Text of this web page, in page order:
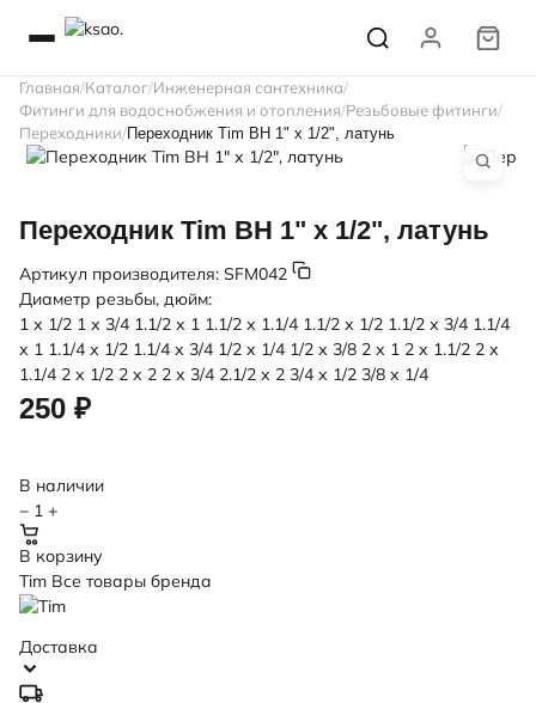
Главная Каталог Инженерная сантехника
Фитинги для водоснобжения и отопления Резьбовые фитинги
Переходники Переходник Tim ВН 1" х 1/2", латунь
Переходник Tim ВН 1" х 1/2", латунь
Артикул производителя: SFM042
Диаметр резьбы, дюйм:
1 х 1/2 1 х 3/4 1.1/2 х 1 1.1/2 х 1.1/4 1.1/2 х 1/2 1.1/2 х 3/4 1.1/4
х 1 1.1/4 х 1/2 1.1/4 х 3/4 1/2 х 1/4 1/2 х 3/8 2 х 1 2 х 1.1/2 2 х
1.1/4 2 х 1/2 2 х 2 2 х 3/4 2.1/2 х 2 3/4 х 1/2 3/8 х 1/4
250 ₽
В наличии
− 1 +
В корзину
Tim Все товары бренда
Доставка